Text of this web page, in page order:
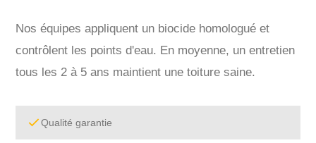
Nos équipes appliquent un biocide homologué et
contrôlent les points d'eau. En moyenne, un entretien
tous les 2 à 5 ans maintient une toiture saine.
Qualité garantie